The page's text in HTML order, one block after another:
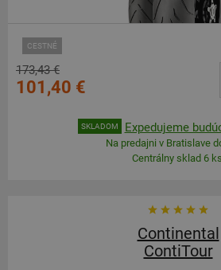
CESTNÉ
173,43 €
101,40 €
SKLADOM Expedujeme
Na predajni v Bratislave
Centrálny sklad 6
Continental
ContiTour